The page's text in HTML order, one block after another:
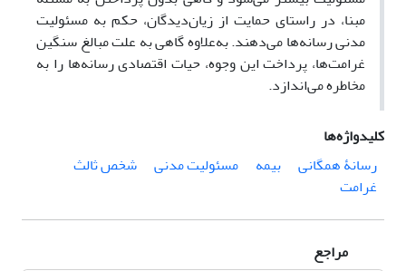
مبنا، در راستای حمایت از زیان‌دیدگان، حکم به مسئولیت
مدنی رسانه‌ها می‌‌دهند. به‌علاوه گاهی به علت مبالغ سنگین
غرامت‌ها، پرداخت این وجوه، حیات اقتصادی رسانه‌ها را به
مخاطره می‌‌اندازد.
کلیدواژه‌ها
رسانۀ همگانی
بیمه مسئولیت مدنی
شخص ثالث
غرامت
مراجع